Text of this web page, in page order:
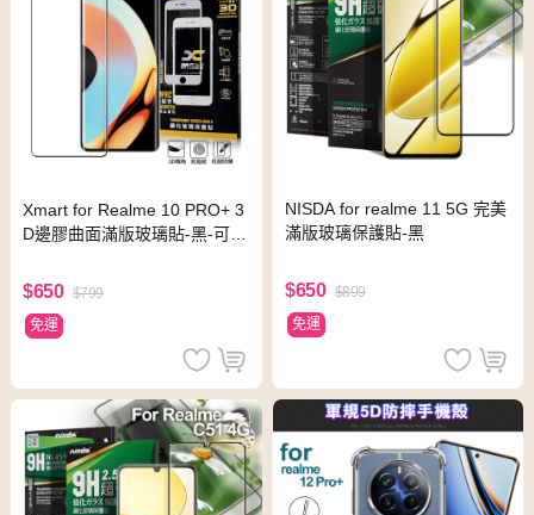
Xmart for Realme 10 PRO+ 3
D邊膠曲面滿版玻璃貼-黑-可指
$650 $799
免運
NISDA for realme 11 5G 完美
滿版玻璃保護貼-黑
$650 $899
免運